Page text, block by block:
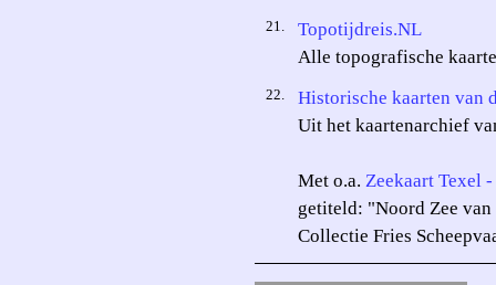
21.
Topotijdreis.NL
Alle topografische
22.
Historische kaarten van
Uit het kaartenarchief
Met o.a. Zeekaart Texel
getiteld: "Noord Zee van
Collectie Fries